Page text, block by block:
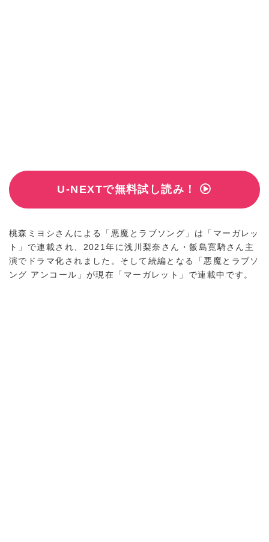
U-NEXTで無料試し読み！
桃森ミヨシさんによる「悪魔とラブソング」は「マーガレッ
ト」で連載され、2021年に浅川梨奈さん・飯島寛騎さん主
演でドラマ化されました。そして続編となる「悪魔とラブソ
ング アンコール」が現在「マーガレット」で連載中です。